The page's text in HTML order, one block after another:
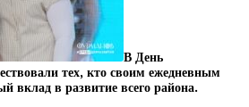
В День
тех, кто своим ежедневным
вклад в развитие всего района.